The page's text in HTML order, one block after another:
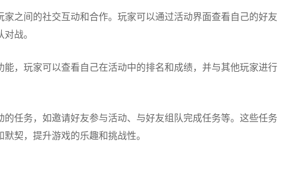
家之间的社交互动和合作。玩家可以通过活动界面查看自己的好友
战。
能，玩家可以查看自己在活动中的排名和成绩，并与其他玩家进行
的任务，如邀请好友参与活动、与好友组队完成任务等。这些任务
契，提升游戏的乐趣和挑战性。